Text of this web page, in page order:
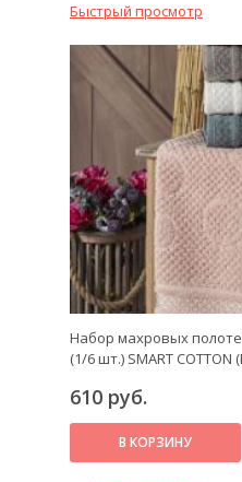
Быстрый просмотр
Набор махровых
(1/6 шт.) SMART COTTON
610 руб.
В КОРЗИНУ